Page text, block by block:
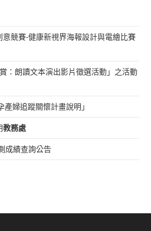
意競賽-健康新視界海報設計與電繪比賽
：朗讀文本演出影片徵選活動」之活動
婦追蹤關懷計畫說明」
教務處
成績查詢公告